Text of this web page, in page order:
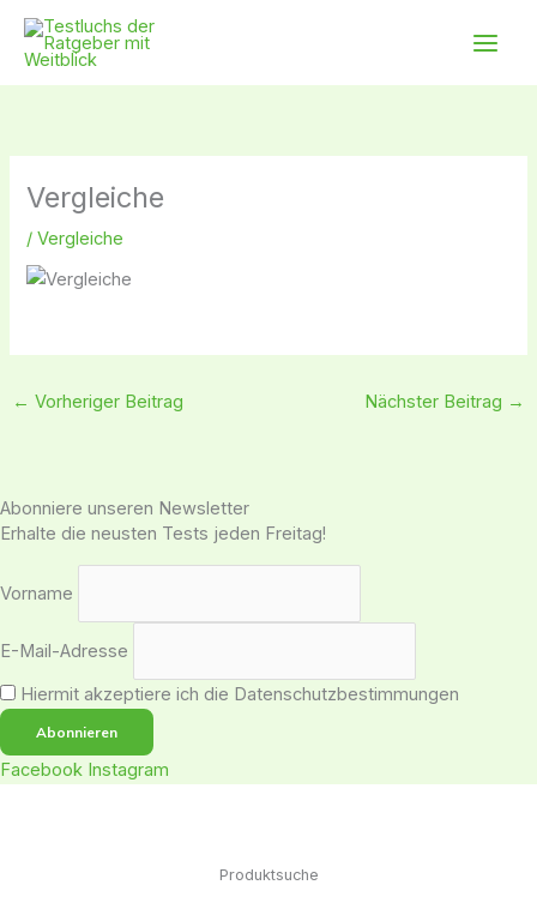
Zum
Inhalt
springen
Vergleiche
/Vergleiche
← Vorheriger Beitrag Nächster Beitrag →
Abonniere unseren Newsletter
Erhalte die neusten Tests jeden Freitag!
Vorname
E-Mail-Adresse
Hiermit akzeptiere ich die Datenschutzbestimmungen
Facebook Instagram
Produktsuche